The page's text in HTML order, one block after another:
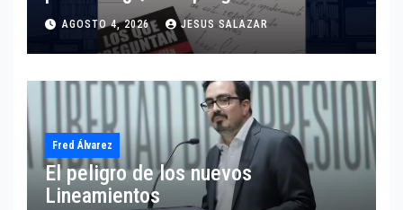
presidenta?
AGOSTO 4, 2026 JESUS SALAZAR
Fred Álvarez
El peligro de los nuevos
Lineamientos